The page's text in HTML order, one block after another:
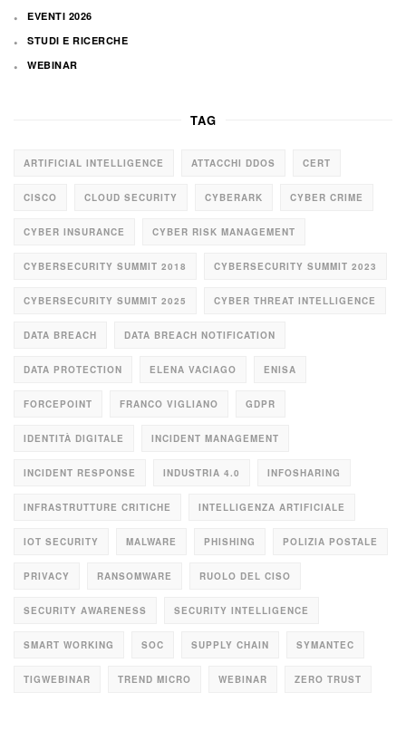
EVENTI 2026
STUDI E RICERCHE
WEBINAR
TAG
ARTIFICIAL INTELLIGENCE ATTACCHI DDOS CERT
CISCO CLOUD SECURITY CYBERARK CYBER CRIME
CYBER INSURANCE CYBER RISK MANAGEMENT
CYBERSECURITY SUMMIT 2018 CYBERSECURITY SUMMIT 2023
CYBERSECURITY SUMMIT 2025 CYBER THREAT INTELLIGENCE
DATA BREACH DATA BREACH NOTIFICATION
DATA PROTECTION ELENA VACIAGO ENISA
FORCEPOINT FRANCO VIGLIANO GDPR
IDENTITÀ DIGITALE INCIDENT MANAGEMENT
INCIDENT RESPONSE INDUSTRIA 4.0 INFOSHARING
INFRASTRUTTURE CRITICHE INTELLIGENZA ARTIFICIALE
IOT SECURITY MALWARE PHISHING POLIZIA POSTALE
PRIVACY RANSOMWARE RUOLO DEL CISO
SECURITY AWARENESS SECURITY INTELLIGENCE
SMART WORKING SOC SUPPLY CHAIN SYMANTEC
TIGWEBINAR TREND MICRO WEBINAR ZERO TRUST